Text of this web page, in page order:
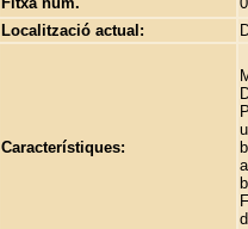
Localització actual:
Característiques: